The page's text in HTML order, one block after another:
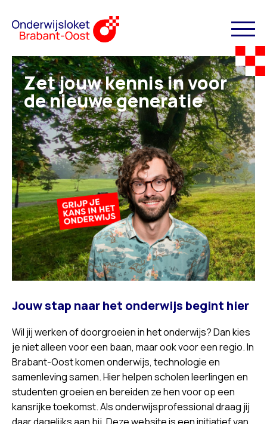
Zet jouw kennis in voor
de nieuwe generatie
Jouw stap naar het onderwijs begint hier
Wil jij werken of doorgroeien in het onderwijs? Dan kies
je niet alleen voor een baan, maar ook voor een regio. In
Brabant-Oost komen onderwijs, technologie en
samenleving samen. Hier helpen scholen leerlingen en
studenten groeien en bereiden ze hen voor op een
kansrijke toekomst. Als onderwijsprofessional draag jij